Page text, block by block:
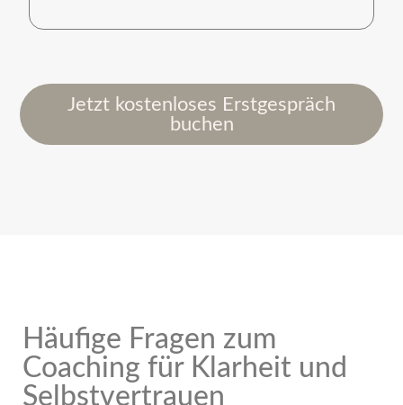
Jetzt kostenloses Erstgespräch
buchen
Häufige Fragen zum
Coaching für Klarheit und
Selbstvertrauen